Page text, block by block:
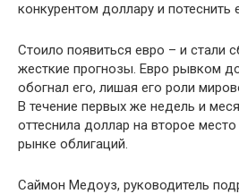
конкурентом доллару и потеснить
Стоило появиться евро – и стали
жесткие прогнозы. Евро рывком
обогнал его, лишая его роли
В течение первых же недель и
оттеснила доллар на второе
рынке облигаций.
Саймон Медоуз, руководитель